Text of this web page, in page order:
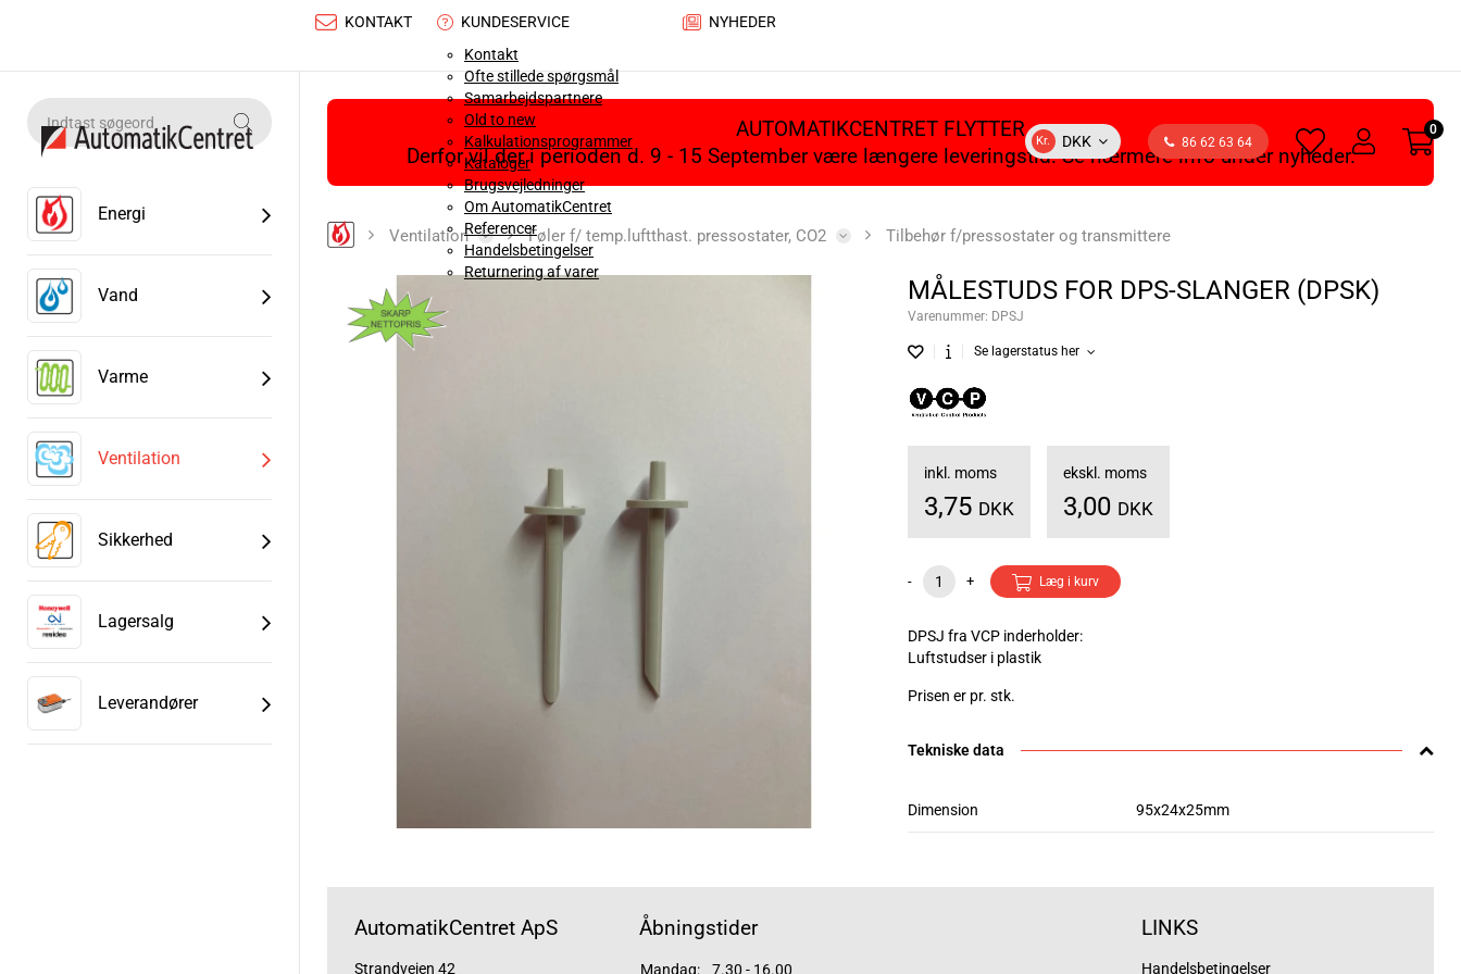
KONTAKT
KUNDESERVICE
Kontakt
Ofte stillede spørgsmål
Samarbejdspartnere
Old to new
Kalkulationsprogrammer
Kataloger
Brugsvejledninger
Om AutomatikCentret
Referencer
Handelsbetingelser
Returnering af varer
NYHEDER
Kr. DKK 86 62 63 64
heart
light
light
0
Energi
Vand
Varme
Ventilation
Sikkerhed
Lagersalg
Leverandører
AUTOMATIKCENTRET FLYTTER
Derfor vil der i perioden d. 9 - 15 September være længere leveringstid. Se nærmere info under nyheder.
Ventilation Føler f/ temp.luftthast. pressostater, CO2 Tilbehør f/pressostater og transmittere
MÅLESTUDS FOR DPS-SLANGER (DPSK)
Varenummer: DPSJ
Se lagerstatus her
inkl. moms
3,75 DKK
ekskl. moms
3,00 DKK
- + Læg i kurv
DPSJ fra VCP inderholder:
Luftstudser i plastik
Prisen er pr. stk.
Tekniske data
Dimension 95x24x25mm
AutomatikCentret ApS
Strandvejen 42
Åbningstider
Mandag: 7.30 - 16.00
LINKS
Handelsbetingelser